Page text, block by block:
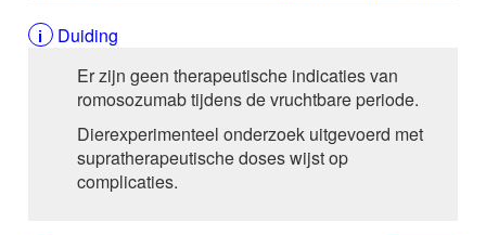
ALENDRONAAT/VIT D3
ALFA-1-PROTEINASEREMMER humaan
ALFENTANYL HCl
ALFUZOSINE
ALGELDRAAT
ALGELDRAAT / MAGNESIUM HYDROXYDE
Duiding
Er zijn geen therapeutische indicaties van
romosozumab tijdens de vruchtbare periode.
Dierexperimenteel onderzoek uitgevoerd met
supratherapeutische doses wijst op
complicaties.